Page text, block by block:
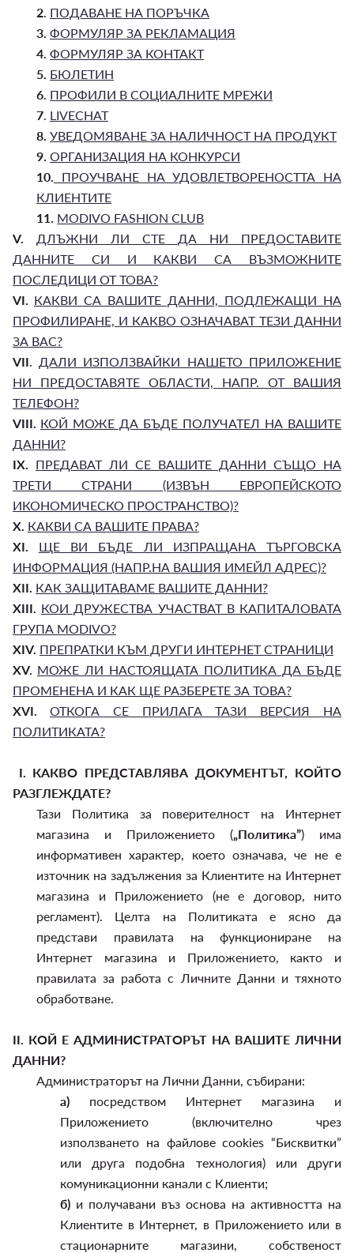
2. ПОДАВАНЕ НА ПОРЪЧКА
3. ФОРМУЛЯР ЗА РЕКЛАМАЦИЯ
4. ФОРМУЛЯР ЗА КОНТАКТ
5. БЮЛЕТИН
6. ПРОФИЛИ В СОЦИАЛНИТЕ МРЕЖИ
7. LIVECHAT
8. УВЕДОМЯВАНЕ ЗА НАЛИЧНОСТ НА ПРОДУКТ
9. ОРГАНИЗАЦИЯ НА КОНКУРСИ
10. ПРОУЧВАНЕ НА УДОВЛЕТВОРЕНОСТТА НА
КЛИЕНТИТЕ
11. MODIVO FASHION CLUB
V.
ДЛЪЖНИ ЛИ СТЕ ДА НИ ПРЕДОСТАВИТЕ
ДАННИТЕ СИ И КАКВИ СА ВЪЗМОЖНИТЕ
ПОСЛЕДИЦИ ОТ ТОВА?
VI. КАКВИ СА ВАШИТЕ ДАННИ, ПОДЛЕЖАЩИ НА
ПРОФИЛИРАНЕ, И КАКВО ОЗНАЧАВАТ ТЕЗИ ДАННИ
ЗА ВАС?
VII. ДАЛИ ИЗПОЛЗВАЙКИ НАШЕТО ПРИЛОЖЕНИЕ
НИ ПРЕДОСТАВЯТЕ ОБЛАСТИ, НАПР. ОТ ВАШИЯ
ТЕЛЕФОН?
VIII. КОЙ МОЖЕ ДА БЪДЕ ПОЛУЧАТЕЛ НА ВАШИТЕ
ДАННИ?
IX. ПРЕДАВАТ ЛИ СЕ ВАШИТЕ ДАННИ СЪЩО НА
ТРЕТИ СТРАНИ (ИЗВЪН ЕВРОПЕЙСКОТО
ИКОНОМИЧЕСКО ПРОСТРАНСТВО)?
X. КАКВИ СА ВАШИТЕ ПРАВА?
XI.
ЩЕ ВИ БЪДЕ ЛИ ИЗПРАЩАНА ТЪРГОВСКА
ИНФОРМАЦИЯ (НАПР.НА ВАШИЯ ИМЕЙЛ АДРЕС)?
XII. КАК ЗАЩИТАВАМЕ ВАШИТЕ ДАННИ?
XIII. КОИ ДРУЖЕСТВА УЧАСТВАТ В КАПИТАЛОВАТА
ГРУПА MODIVO?
XIV. ПРЕПРАТКИ КЪМ ДРУГИ ИНТЕРНЕТ СТРАНИЦИ
XV. МОЖЕ ЛИ НАСТОЯЩАТА ПОЛИТИКА ДА БЪДЕ
ПРОМЕНЕНА И КАК ЩЕ РАЗБЕРЕТЕ ЗА ТОВА?
XVI.
ОТКОГА СЕ ПРИЛАГА ТАЗИ ВЕРСИЯ НА
ПОЛИТИКАТА?
I. КАКВО ПРЕДСТАВЛЯВА ДОКУМЕНТЪТ, КОЙТО
РАЗГЛЕЖДАТЕ?
Тази Политика за поверителност на Интернет
магазина и Приложението („Политика”) има
информативен характер, което означава, че не е
източник на задължения за Клиентите на Интернет
магазина и Приложението (не е договор, нито
регламент). Целта на Политиката е ясно да
представи правилата на функциониране на
Интернет магазина и Приложението, както и
правилата за работа с Личните Данни и тяхното
обработване.
II. КОЙ Е АДМИНИСТРАТОРЪТ НА ВАШИТЕ ЛИЧНИ
ДАННИ?
Администраторът на Лични Данни, събирани:
а) посредством Интернет магазина и
Приложението (включително чрез
използването на файлове cookies “Бисквитки”
или друга подобна технология) или други
комуникационни канали с Клиенти;
б) и получавани въз основа на активността на
Клиентите в Интернет, в Приложението или в
стационарните магазини, собственост